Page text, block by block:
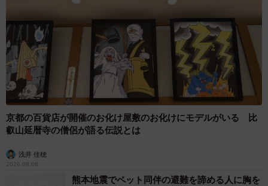
京都の百貨店が開催のお化け屋敷のお化けにモデルがいる 比
叡山延暦寺の僧侶が語る伝説とは
浅井 佳穂
2026.08.08
熊本地震でペット同伴の避難を諦める人に胸を